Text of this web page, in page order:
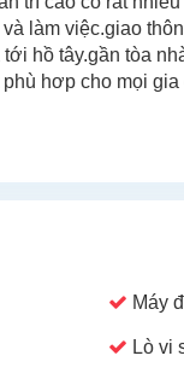
làm việc.giao
tới hồ tây.gần tòa
phù hơp cho mọi
Máy
Lò vi